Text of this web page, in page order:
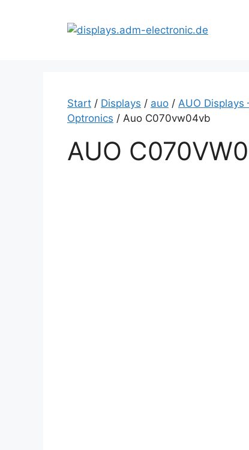
Start / Displays / auo / AUO Displays
Optronics / Auo C070vw04vb
AUO